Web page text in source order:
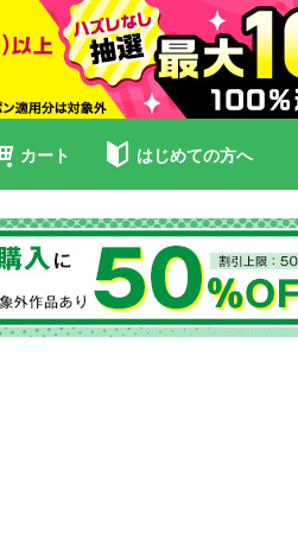
カート はじめての方へ